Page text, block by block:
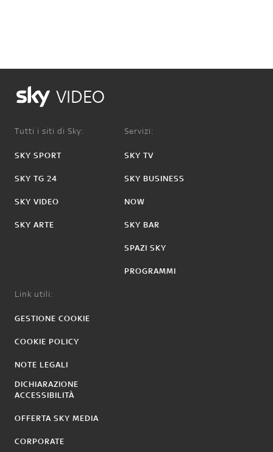
VIDEO
Tutti i siti di Sky:
SKY SPORT
SKY TG 24
SKY VIDEO
SKY ARTE
Servizi:
SKY TV
SKY BUSINESS
NOW
SKY BAR
SPAZI SKY
PROGRAMMI
Link utili:
GESTIONE COOKIE
COOKIE POLICY
NOTE LEGALI
DICHIARAZIONE
ACCESSIBILITÀ
OFFERTA SKY MEDIA
CORPORATE